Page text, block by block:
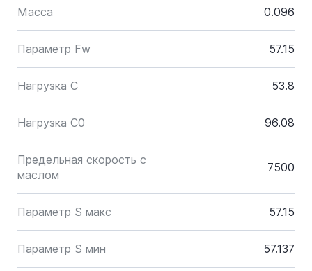
Масса 0.096
Параметр Fw 57.15
Нагрузка C 53.8
Нагрузка C0 96.08
Предельная скорость с
маслом
7500
Параметр S макс 57.15
Параметр S мин 57.137